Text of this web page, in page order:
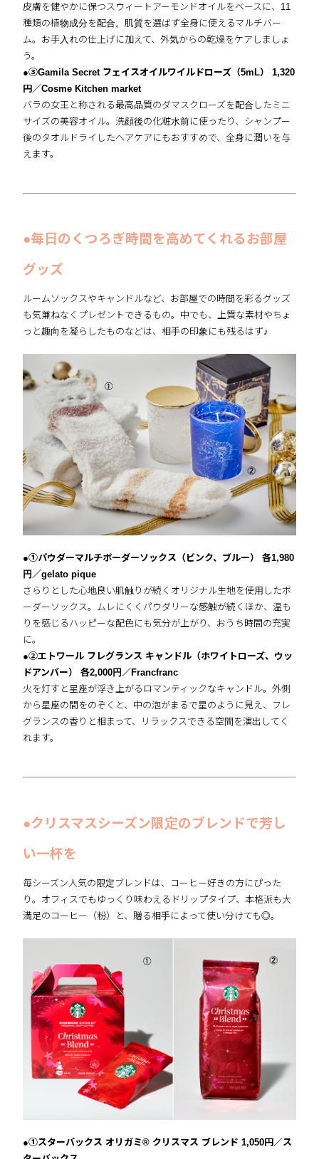
皮膚を健やかに保つスウィートアーモンドオイルをベースに、11
種類の植物成分を配合。肌質を選ばず全身に使えるマルチバー
ム。お手入れの仕上げに加えて、外気からの乾燥をケアしましょ
う。
●③Gamila Secret フェイスオイルワイルドローズ（5mL） 1,320
円／Cosme Kitchen market
バラの女王と称される最高品質のダマスクローズを配合したミニ
サイズの美容オイル。洗顔後の化粧水前に使ったり、シャンプー
後のタオルドライしたヘアケアにもおすすめで、全身に潤いを与
えます。
●毎日のくつろぎ時間を高めてくれるお部屋
グッズ
ルームソックスやキャンドルなど、お部屋での時間を彩るグッズ
も気兼ねなくプレゼントできるもの。中でも、上質な素材やちょ
っと趣向を凝らしたものなどは、相手の印象にも残るはず♪
●①パウダーマルチボーダーソックス（ピンク、ブルー） 各1,980
円／gelato pique
さらりとした心地良い肌触りが続くオリジナル生地を使用したボ
ーダーソックス。ムレにくくパウダリーな感触が続くほか、温も
りを感じるハッピーな配色にも気分が上がり、おうち時間の充実
に。
●②エトワール フレグランス キャンドル（ホワイトローズ、ウッ
ドアンバー） 各2,000円／Francfranc
火を灯すと星座が浮き上がるロマンティックなキャンドル。外側
から星座の間をのぞくと、中の泡がまるで星のように見え、フレ
グランスの香りと相まって、リラックスできる空間を演出してく
れます。
●クリスマスシーズン限定のブレンドで芳し
い一杯を
毎シーズン人気の限定ブレンドは、コーヒー好きの方にぴった
り。オフィスでもゆっくり味わえるドリップタイプ、本格派も大
満足のコーヒー（粉）と、贈る相手によって使い分けても◎。
●①スターバックス オリガミ® クリスマス ブレンド 1,050円／ス